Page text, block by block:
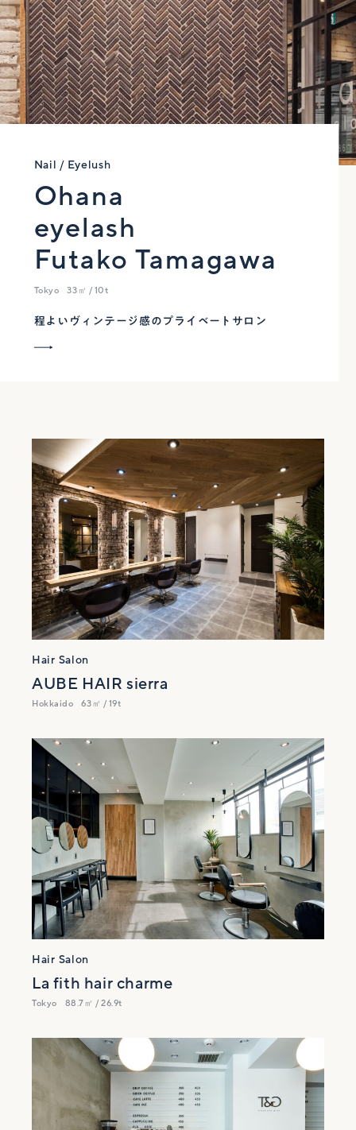
Nail / Eyelush
Ohana
eyelash
Futako Tamagawa
Tokyo 33㎡ / 10t
程よいヴィンテージ感のプライベートサロン
Hair Salon
AUBE HAIR sierra
Hokkaido 63㎡ / 19t
Hair Salon
La fith hair charme
Tokyo 88.7㎡ / 26.9t